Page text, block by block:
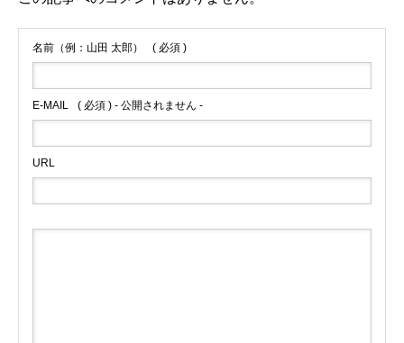
名前（例：山田 太郎） ( 必須 )
E-MAIL ( 必須 ) - 公開されません -
URL